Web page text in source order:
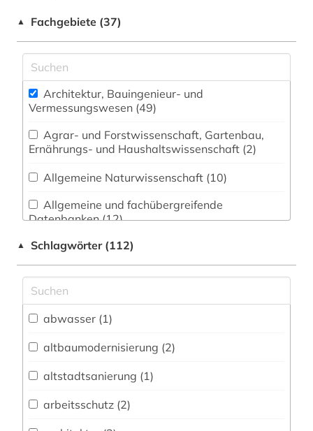
▲ Fachgebiete (37)
Vermessungswesen (49)
Ernährungs- und Haushaltswissenschaft (2)
Allgemeine Naturwissenschaft (10)
Datenbanken (12)
Allgemeine und vergleichende Sprach- und
Außereuropäische Sprachen und Literaturen (2)
Anglistik. Amerikanistik (1)
▲ Schlagwörter (112)
abwasser (1)
altbaumodernisierung (2)
altstadtsanierung (1)
arbeitsschutz (2)